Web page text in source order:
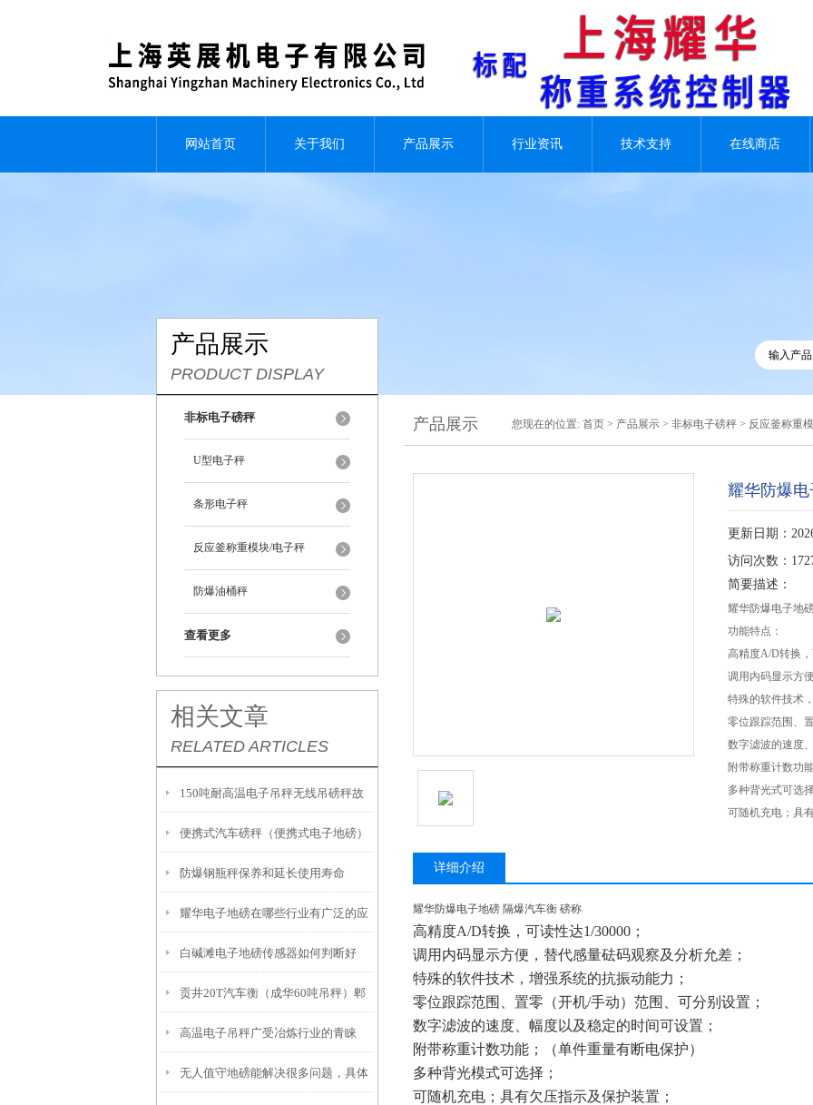
网站首页 关于我们 产品展示 行业资讯 技术支持 在线商店
产品展示
PRODUCT DISPLAY
非标电子磅秤
U型电子秤
条形电子秤
反应釜称重模块/电子秤
防爆油桶秤
查看更多
相关文章
RELATED ARTICLES
150吨耐高温电子吊秤无线吊磅秤故
障维修常识
便携式汽车磅秤（便携式电子地磅）
便携式汽车衡维修
防爆钢瓶秤保养和延长使用寿命
耀华电子地磅在哪些行业有广泛的应
用？
白碱滩电子地磅传感器如何判断好
坏？
贡井20T汽车衡（成华60吨吊秤）郫
都轨道衡）盐亭120T地磅维修
高温电子吊秤广受冶炼行业的青睐
无人值守地磅能解决很多问题，具体
产品展示 您现在的位置: 首页 > 产品展示 > 非标电子磅秤 > 反应釜称重
耀华防爆
更新日期：
访问次数：
简要描述：
耀华防爆电子地
功能特点：
高精度A/D转换，
调用内码显示方
特殊的软件技术
零位跟踪范围、
数字滤波的速度
附带称重计数功
多种背光式可选择
可随机充电；具
详细介绍
耀华防爆电子地磅 隔爆汽车衡 磅称
高精度A/D转换，可读性达1/30000；
调用内码显示方便，替代感量砝码观察及分析允差；
特殊的软件技术，增强系统的抗振动能力；
零位跟踪范围、置零（开机/手动）范围、可分别设置；
数字滤波的速度、幅度以及稳定的时间可设置；
附带称重计数功能；（单件重量有断电保护）
多种背光模式可选择；
可随机充电；具有欠压指示及保护装置；